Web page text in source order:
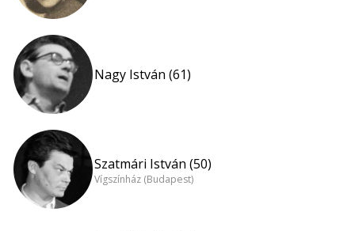
Nagy István (61)
Szatmári István (50)
Vígszínház (Budapest)